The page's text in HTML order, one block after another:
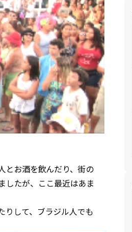
とお酒を飲んだり、街の
したが、ここ最近はあま
りして、ブラジル人でも